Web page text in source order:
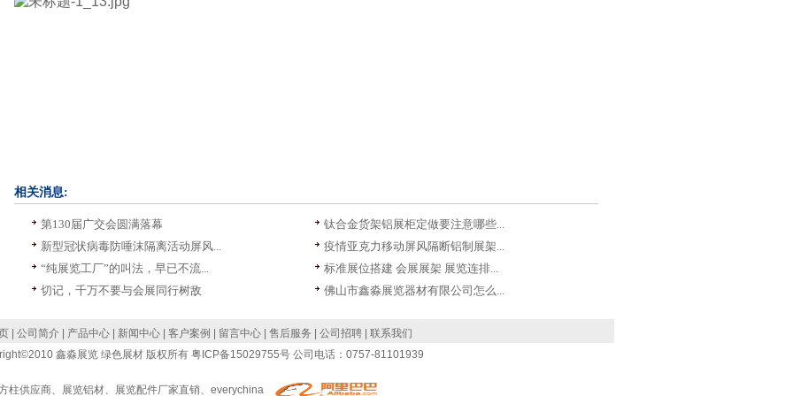
相关消息:
第130届广交会圆满落幕
钛合金货架铝展柜定做要注意哪些...
新型冠状病毒防唾沫隔离活动屏风...
疫情亚克力移动屏风隔断铝制展架...
“纯展览工厂”的叫法，早已不流...
标准展位搭建 会展展架 展览连排...
切记，千万不要与会展同行树敌
佛山市鑫淼展览器材有限公司怎么...
| 公司简介| 产品中心| 新闻中心| 客户案例 留言中心| 售后服务 公司招聘| 联系我们
鑫淼展览 绿色展材 版权所有 粤ICP备15029755号公司电话：0757-81101939
柱供应商、 展览铝材、 展览配件厂家直销、 everychina